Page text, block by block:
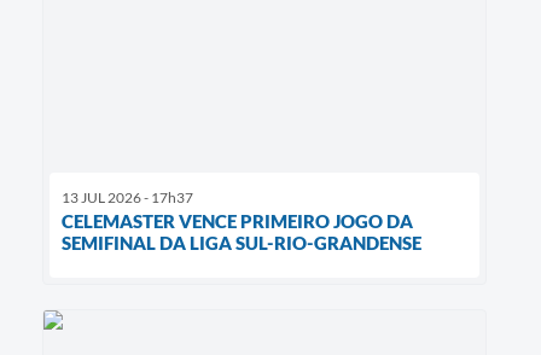
13 JUL 2026 - 17h37
CELEMASTER VENCE PRIMEIRO JOGO DA
SEMIFINAL DA LIGA SUL-RIO-GRANDENSE